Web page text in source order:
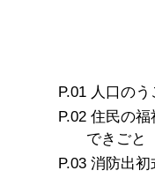
人口の
住民の
できごと
消防出